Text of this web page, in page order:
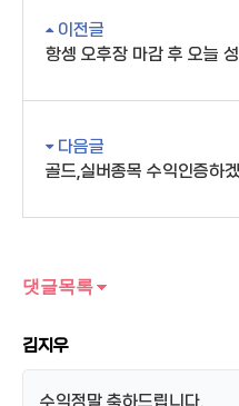
이전글
항셍 오후장 마감 후 오늘
다음글
골드,실버종목 수익인증하
댓글목록
김지우
수익정말 축하드립니다.